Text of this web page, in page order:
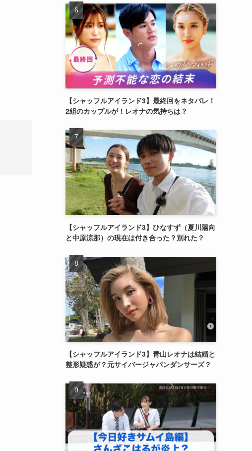
【シャッフルアイランド3】最終回をネタバレ！
2組のカップルが！レオナの気持ちは？
【シャッフルアイランド3】ひなすず（夏川陽向
と中原涼那）の現在は付き合った？別れた？
【シャッフルアイランド3】青山レオナは結婚と
整形疑惑が？元サイバージャパンダンサーズ？